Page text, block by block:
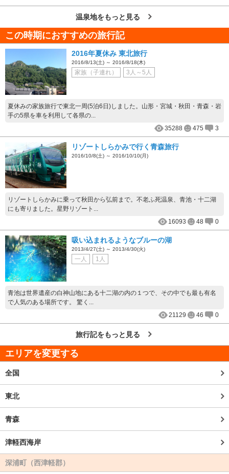
温泉地をもっと見る
この時期におすすめの旅行記
2016年夏休み 東北旅行
2016/8/13(土) ～ 2016/8/18(木)
家族（子連れ） 3人～5人
夏休みの家族旅行で東北一周(5泊6日)しました。山形・宮城・秋田・青森・岩
手の5県を車を利用して各県の...
35288
475 3
リゾートしらかみで行く青森旅行
2016/10/8(土) ～ 2016/10/10(月)
リゾートしらかみに乗って秋田から弘前まで。不老ふ死温泉、青池・十二湖
にも寄りました。星野リゾート...
16093
48 0
吸い込まれるようなブルーの湖
2013/4/27(土) ～ 2013/4/30(火)
一人 1人
青池は世界遺産の白神山地にある十二湖の内の１つで、その中でも最も有名
で人気のある場所です。 驚く...
21129
46 0
旅行記をもっと見る
エリアを変更する
全国
東北
青森
津軽西海岸
深浦町（西津軽郡）